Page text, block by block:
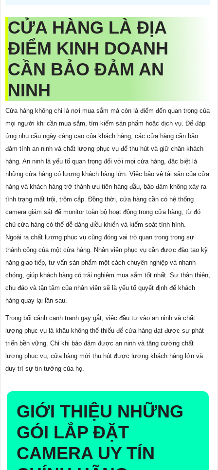
CỬA HÀNG LÀ ĐỊA
ĐIỂM KINH DOANH
CẦN BẢO ĐẢM AN
NINH
Cửa hàng không chỉ là nơi mua sắm mà còn là điểm đến quan trọng của
mọi người khi cần mua sắm, tìm kiếm sản phẩm hoặc dịch vụ. Để đáp
ứng nhu cầu ngày càng cao của khách hàng, các cửa hàng cần bảo
đảm tính an ninh và chất lượng phục vụ để thu hút và giữ chân khách
hàng. An ninh là yếu tố quan trọng đối với mọi cửa hàng, đặc biệt là
những cửa hàng có lượng khách hàng lớn. Việc bảo vệ tài sản của cửa
hàng và khách hàng trở thành ưu tiên hàng đầu, bảo đảm không xảy ra
tình trạng mất trội, trộm cắp. Đồng thời, cửa hàng cần có hệ thống
camera giám sát để monitor toàn bộ hoạt động trong cửa hàng, từ đó
chủ cửa hàng có thể dễ dàng điều khiển và kiểm soát tình hình.
Ngoài ra chất lượng phục vụ cũng đóng vai trò quan trọng trong sự
thành công của một cửa hàng. Nhân viên phục vụ cần được đào tạo kỹ
năng giao tiếp, tư vấn sản phẩm một cách chuyên nghiệp và nhanh
chóng, giúp khách hàng có trải nghiệm mua sắm tốt nhất. Sự thân thiện,
chu đáo và tận tâm của nhân viên sẽ là yếu tố quyết định để khách
hàng quay lại lần sau.
Trong bối cảnh cạnh tranh gay gắt, việc đầu tư vào an ninh và chất
lượng phục vụ là khâu không thể thiếu để cửa hàng đạt được sự phát
triển bền vững. Chỉ khi bảo đảm được an ninh và tăng cường chất
lượng phục vụ, cửa hàng mới thu hút được lượng khách hàng lớn và
duy trì sự tin tưởng của họ.
GIỚI THIỆU NHỮNG
GÓI LẮP ĐẶT
CAMERA UY TÍN